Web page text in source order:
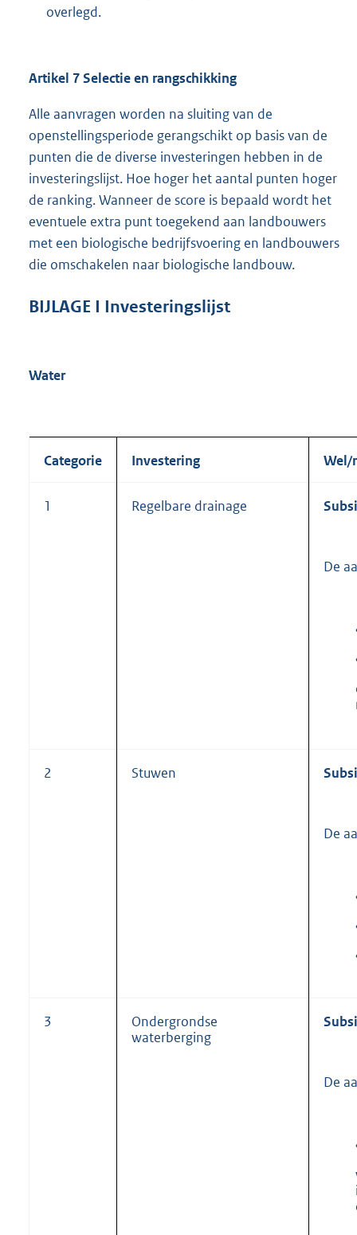
overlegd.
Artikel 7 Selectie en rangschikking
Alle aanvragen worden na sluiting van de
openstellingsperiode gerangschikt op basis van de
punten die de diverse investeringen hebben in de
investeringslijst. Hoe hoger het aantal punten hoger
de ranking. Wanneer de score is bepaald wordt het
eventuele extra punt toegekend aan landbouwers
met een biologische bedrijfsvoering en landbouwers
die omschakelen naar biologische landbouw.
BIJLAGE I Investeringslijst
Water
Categorie Investering Wel/
1 Regelbare drainage
De
2 Stuwen
De
3
Ondergrondse
waterberging
De